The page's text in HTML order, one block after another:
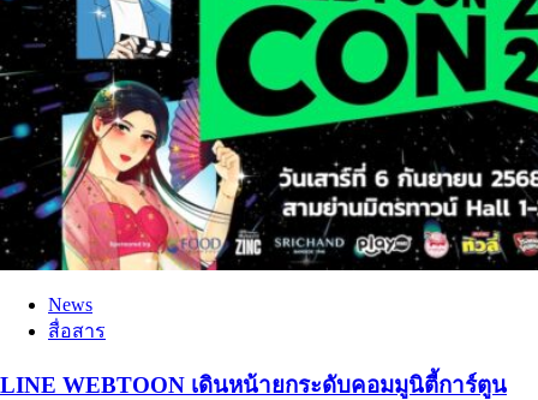
News
สื่อสาร
LINE WEBTOON เดินหน้ายกระดับคอมมูนิตี้การ์ตูน